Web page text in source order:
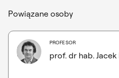
Powiązane osoby
fot. dr
Piotr
Kucia
PROFESOR
prof. dr hab.